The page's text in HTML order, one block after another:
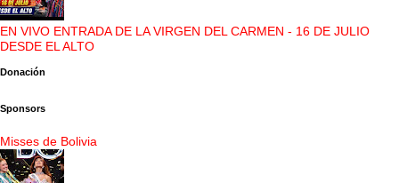
EN VIVO ENTRADA DE LA VIRGEN DEL CARMEN - 16 DE JULIO
DESDE EL ALTO
Donación
Sponsors
Misses de Bolivia